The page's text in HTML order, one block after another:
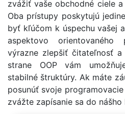
zvážiť vaše obchodné ciele
Oba prístupy poskytujú
byť kľúčom k úspechu vašej
aspektovo orientovaného
výrazne zlepšiť čitateľnosť
strane OOP vám
stabilné štruktúry. Ak máte
posunúť svoje
zvážte zapísanie sa do nášho